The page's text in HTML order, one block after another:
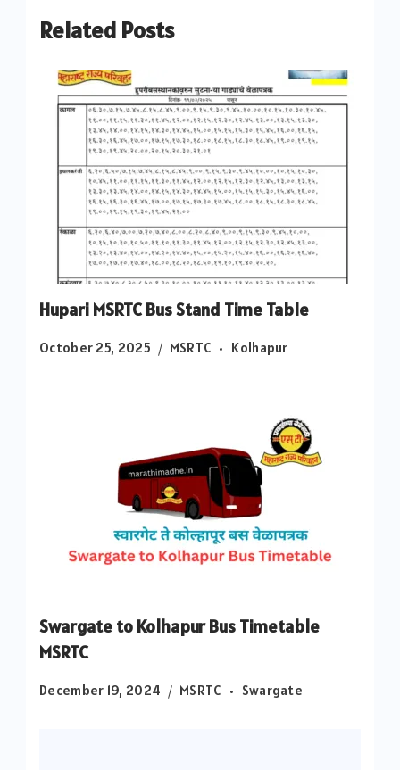
Related Posts
Hupari MSRTC Bus Stand Time Table
October 25, 2025 MSRTC Kolhapur
Swargate to Kolhapur Bus Timetable
MSRTC
December 19, 2024 MSRTC Swargate